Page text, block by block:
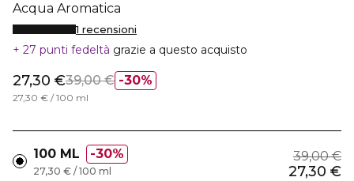
Acqua Aromatica
1 recensioni
27 punti fedeltà grazie a questo acquisto
30%
27,30 €39,00 €
27,30 € / 100 ml
100 ML 30% 39,00 €
27,30 €
27,30 € / 100 ml